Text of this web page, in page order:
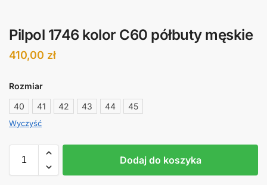
Pilpol 1746 kolor C60 półbuty męskie
410,00 zł
Rozmiar
40
41 42 43 44 45
Wyczyść
Dodaj do koszyka